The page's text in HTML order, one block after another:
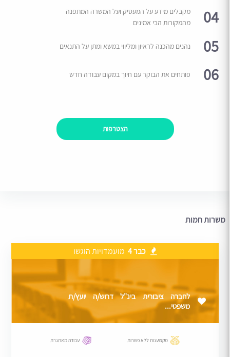
04
מקבלים מידע על המעסיק ועל המשרה המתפנה
מהמקורות הכי אמינים
05 נהנים מהכנה לראיון ומליווי במשא ומתן על התנאים
06 פותחים את הבוקר עם חיוך במקום עבודה חדש
הצטרפות
משרות חמות
כבר 4 מועמדויות הוגשו
לחברה ציבורית בינ"ל דרוש/ה יועץ/ת
משפטי...
מקצוענות ללא פשרות עבודה מאתגרת